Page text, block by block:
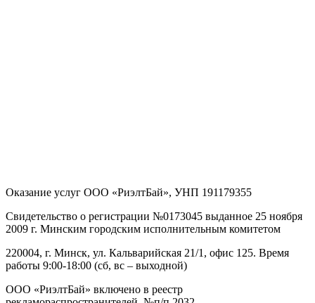
Оказание услуг ООО «РиэлтБай», УНП 191179355
Свидетельство о регистрации №0173045 выданное 25 ноября
2009 г. Минским городским исполнительным комитетом
220004, г. Минск, ул. Кальварийская 21/1, офис 125. Время
работы 9:00-18:00 (сб, вс – выходной)
ООО «РиэлтБай» включено в реестр